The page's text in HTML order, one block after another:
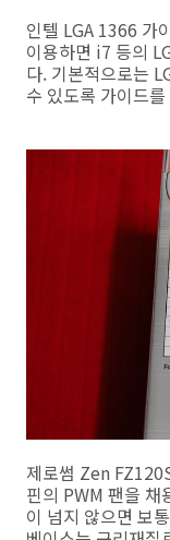
인텔 LGA 1366 가
이용하면 i7 등의
다. 기본적으로는
수 있도록 가이드
제로썸 Zen
핀의 PWM 팬을
이 넘지 않으면 보